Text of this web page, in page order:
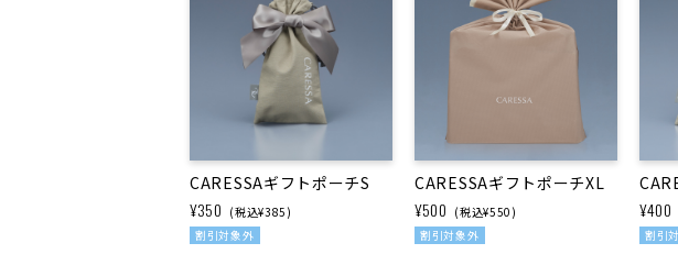
CARESSAギフトポーチS
¥350 (税込¥385)
割引対象外
CARESSAギフトポーチXL
¥500 (税込¥550)
割引対象外
¥400
割引